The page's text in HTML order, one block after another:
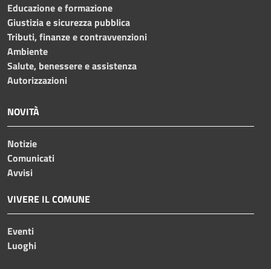
Educazione e formazione
Giustizia e sicurezza pubblica
Tributi, finanze e contravvenzioni
Ambiente
Salute, benessere e assistenza
Autorizzazioni
NOVITÀ
Notizie
Comunicati
Avvisi
VIVERE IL COMUNE
Eventi
Luoghi